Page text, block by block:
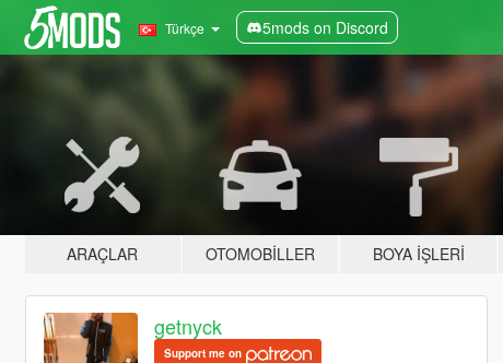
Türkçe 5mods on Discord
ARAÇLAR OTOMOBILLER BOYA İŞLERI
getnyck
Support me on